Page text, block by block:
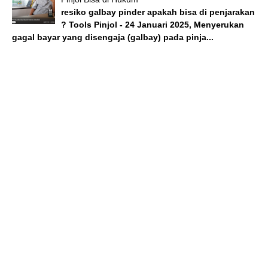
resiko galbay pinder apakah bisa di penjarakan
? Tools Pinjol - 24 Januari 2025, Menyerukan
gagal bayar yang disengaja (galbay) pada pinja...